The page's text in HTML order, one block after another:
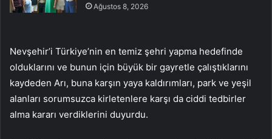
Ağustos 8, 2026
Nevşehir’i Türkiye’nin en temiz şehri yapma hedefinde
olduklarını ve bunun için büyük bir gayretle çalıştıklarını
kaydeden Arı, buna karşın yaya kaldırımları, park ve yeşil
alanları sorumsuzca kirletenlere karşı da ciddi tedbirler
alma kararı verdiklerini duyurdu.